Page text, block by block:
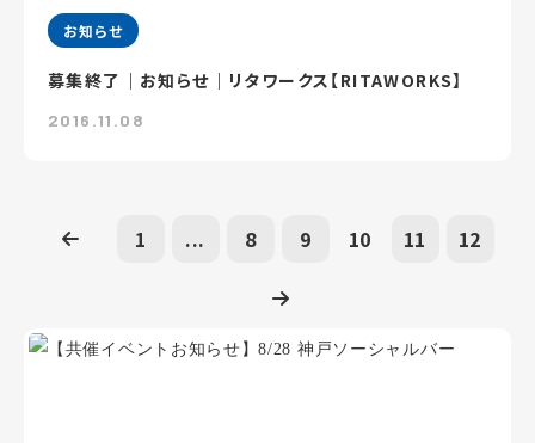
お知らせ
募集終了｜お知らせ｜リタワークス【RITAWORKS】
2016.11.08
1 ... 8 9 10 11 12